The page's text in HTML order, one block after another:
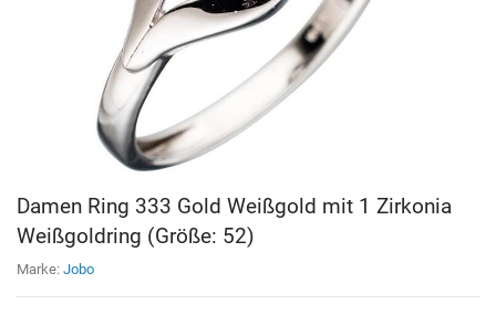
Damen Ring 333 Gold Weißgold mit 1 Zirkonia
Weißgoldring (Größe: 52)
Marke: Jobo